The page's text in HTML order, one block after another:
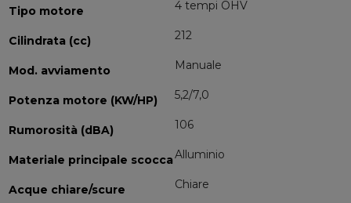
Tipo motore 4 tempi OHV
Cilindrata (cc) 212
Mod. avviamento Manuale
Potenza motore (KW/HP) 5,2/7,0
Rumorosità (dBA) 106
Materiale principale scoccaAlluminio
Acque chiare/scure Chiare